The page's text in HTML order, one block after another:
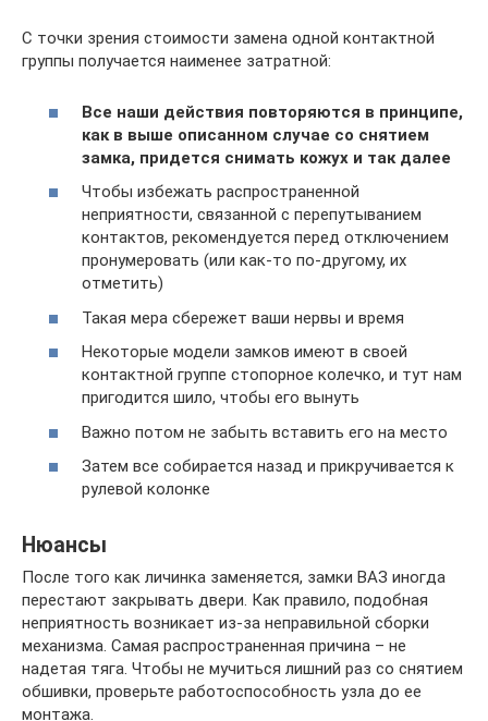
С точки зрения стоимости замена одной контактной
группы получается наименее затратной:
Все наши действия повторяются в принципе,
как в выше описанном случае со снятием
замка, придется снимать кожух и так далее
Чтобы избежать распространенной
неприятности, связанной с перепутыванием
контактов, рекомендуется перед отключением
пронумеровать (или как-то по-другому, их
отметить)
Такая мера сбережет ваши нервы и время
Некоторые модели замков имеют в своей
контактной группе стопорное колечко, и тут нам
пригодится шило, чтобы его вынуть
Важно потом не забыть вставить его на место
Затем все собирается назад и прикручивается к
рулевой колонке
Нюансы
После того как личинка заменяется, замки ВАЗ иногда
перестают закрывать двери. Как правило, подобная
неприятность возникает из-за неправильной сборки
механизма. Самая распространенная причина – не
надетая тяга. Чтобы не мучиться лишний раз со снятием
обшивки, проверьте работоспособность узла до ее
монтажа.